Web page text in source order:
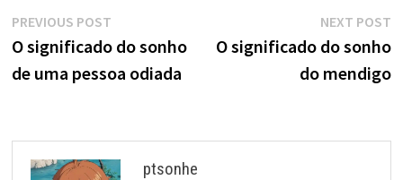
Navegação
de
artigos
PREVIOUS POSTPrevious
post:
O significado do sonho
de uma pessoa odiada
NEXT POST
O significado do sonho
do mendigo
ptsonhe